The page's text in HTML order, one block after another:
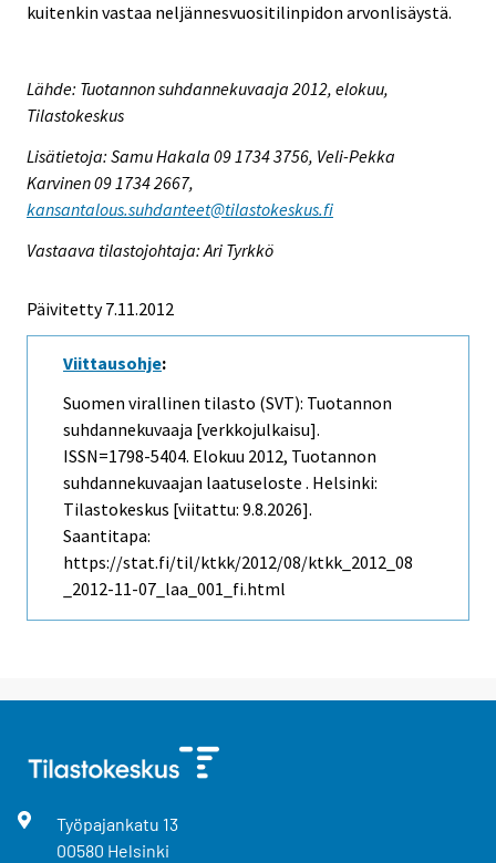
kuitenkin vastaa neljännesvuositilinpidon arvonlisäystä.
Lähde: Tuotannon suhdannekuvaaja 2012, elokuu,
Tilastokeskus
Lisätietoja: Samu Hakala 09 1734 3756, Veli-Pekka
Karvinen 09 1734 2667,
kansantalous.suhdanteet@tilastokeskus.fi
Vastaava tilastojohtaja: Ari Tyrkkö
Päivitetty 7.11.2012
Viittausohje:
Suomen virallinen tilasto (SVT): Tuotannon
suhdannekuvaaja [verkkojulkaisu].
ISSN=1798-5404. Elokuu 2012, Tuotannon
suhdannekuvaajan laatuseloste . Helsinki:
Tilastokeskus [viitattu: 9.8.2026].
Saantitapa:
https://stat.fi/til/ktkk/2012/08/ktkk_2012_08
_2012-11-07_laa_001_fi.html
Työpajankatu 13
00580 Helsinki